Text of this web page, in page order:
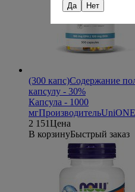
(300 капс)Содержание
капсулу - 30%
Капсула - 1000
мгПроизводительUniONE
2 151Цена
В корзинуБыстрый заказ
Да Нет